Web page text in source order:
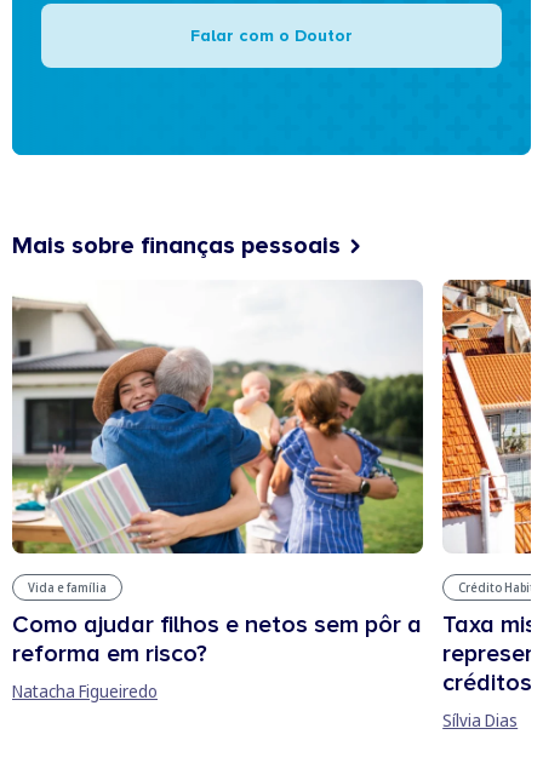
Falar com o Doutor
Mais sobre finanças pessoais
Vida e família
Como ajudar filhos e netos sem pôr a
reforma em risco?
Natacha Figueiredo
Crédito
Taxa
créditos
Sílvia Dias